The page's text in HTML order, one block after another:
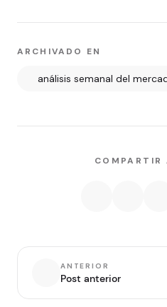
ARCHIVADO EN
análisis semanal del
COMPARTIR
ANTERIOR
Post anterior